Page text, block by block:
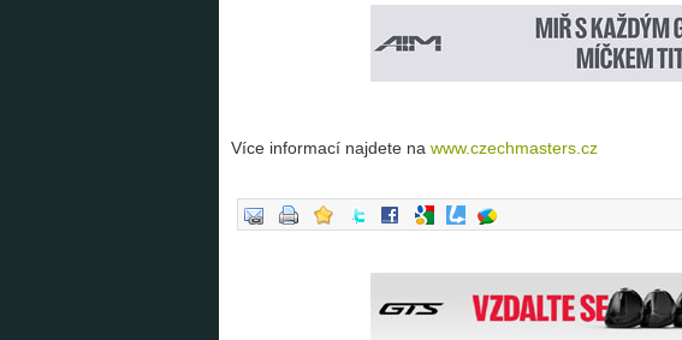
Více informací najdete na www.czechmasters.cz